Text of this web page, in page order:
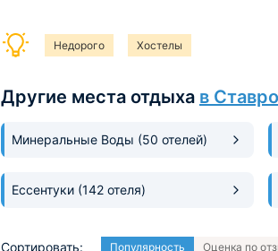
Недорого Хостелы
Другие места отдыха в
Минеральные Воды (50 отелей)
Ессентуки (142 отеля)
Сортировать: Популярность Оценка по